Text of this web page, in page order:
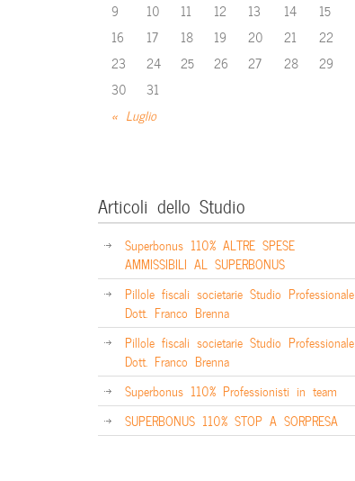
« Luglio
9
10 11 12 13 14
15
16
17 18 19 20 21
22
23
24 25 26 27 28
29
30
31
Articoli dello Studio
Superbonus 110% ALTRE SPESE
AMMISSIBILI AL SUPERBONUS
Pillole fiscali societarie Studio Professionale
Dott. Franco Brenna
Pillole fiscali societarie Studio Professionale
Dott. Franco Brenna
Superbonus 110% Professionisti in team
SUPERBONUS 110% STOP A SORPRESA